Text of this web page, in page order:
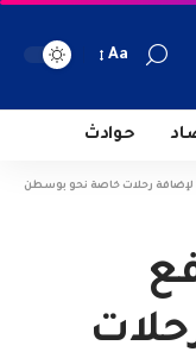
Aa
حوادث
لإضافة رحلات خاصة نحو بوسطن